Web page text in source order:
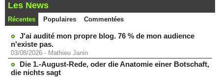
Les News
Récentes Populaires Commentées
J'ai audité mon propre blog. 76 % de mon audience
n'existe pas.
03/08/2026 - Mathieu Janin
Die 1.-August-Rede, oder die Anatomie einer Botschaft,
die nichts sagt